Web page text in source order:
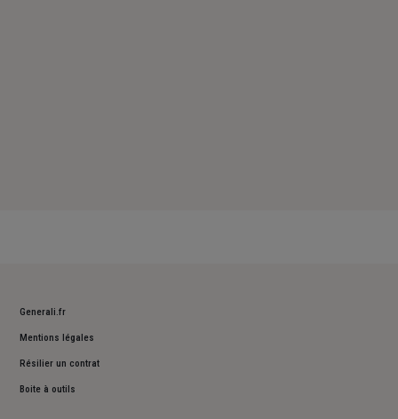
Generali.fr
Mentions légales
Résilier un contrat
Boite à outils